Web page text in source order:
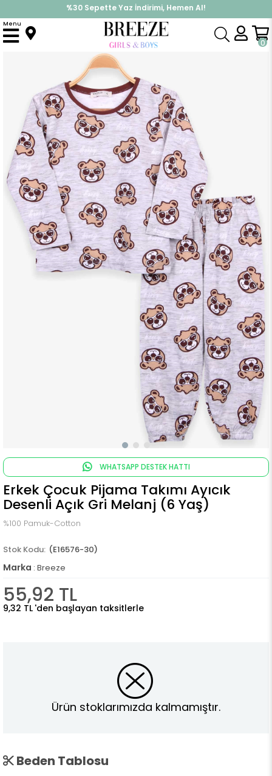
%30 Sepette Yaz İndirimi, Hemen Al!
İndirimlere ek %10 İndirimi Kap, Hemen Üye Ol!
0
Menu
Anasayfa Pijama & İç Giyim ERKEK Pijama Takımı
WHATSAPP DESTEK HATTI
Erkek Çocuk Pijama Takımı Ayıcık
Desenli Açık Gri Melanj (6 Yaş)
%100 Pamuk-Cotton
(E16576-30)
Marka : Breeze
55,92 TL
9,32 TL 'den başlayan taksitlerle
Ürün stoklarımızda kalmamıştır.
Beden Tablosu